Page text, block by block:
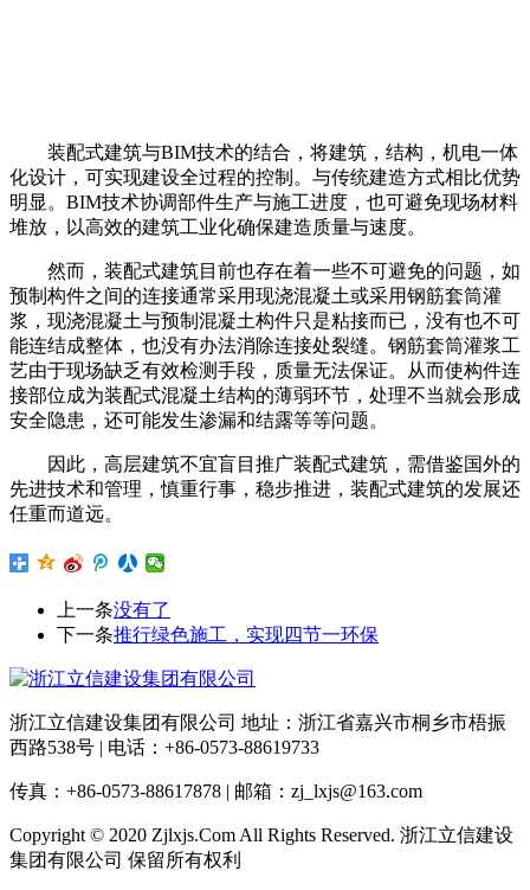
装配式建筑与BIM技术的结合，将建筑，结构，机电一体
化设计，可实现建设全过程的控制。与传统建造方式相比优势
明显。BIM技术协调部件生产与施工进度，也可避免现场材料
堆放，以高效的建筑工业化确保建造质量与速度。
然而，装配式建筑目前也存在着一些不可避免的问题，如
预制构件之间的连接通常采用现浇混凝土或采用钢筋套筒灌
浆，现浇混凝土与预制混凝土构件只是粘接而已，没有也不可
能连结成整体，也没有办法消除连接处裂缝。钢筋套筒灌浆工
艺由于现场缺乏有效检测手段，质量无法保证。从而使构件连
接部位成为装配式混凝土结构的薄弱环节，处理不当就会形成
安全隐患，还可能发生渗漏和结露等等问题。
因此，高层建筑不宜盲目推广装配式建筑，需借鉴国外的
先进技术和管理，慎重行事，稳步推进，装配式建筑的发展还
任重而道远。
上一条没有了
下一条推行绿色施工，实现四节一环保
浙江立信建设集团有限公司 地址：浙江省嘉兴市桐乡市梧振
西路538号 | 电话：+86-0573-88619733
传真：+86-0573-88617878 | 邮箱：zj_lxjs@163.com
Copyright © 2020 Zjlxjs.Com All Rights Reserved. 浙江立信建设
集团有限公司 保留所有权利